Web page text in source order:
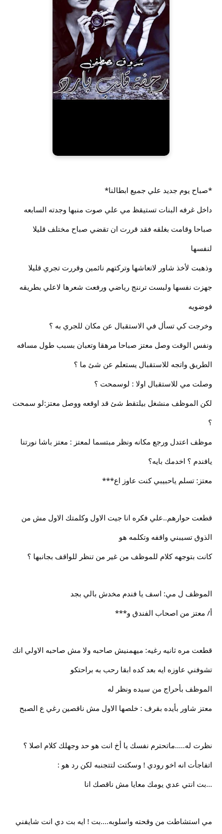
*صباح يوم جديد علي جميع ابطالنا*
داخل غرفه البنات تستيقظ مي علي صوت منبها وجدته السابعه
صباحا وقامت بغلقه فقد قررت ان تقضي صباح مختلف قليلا
لنفسها
وذهبت لأخذ شاور لانعاشها وتركتهم نائمين وقررت تجري قليلا
جهزت نفسها ولبست ترننج رياضي ورفعت شعرها لاعلي بطريقه
فوضويه
وخرجت كي تسأل في الاستقبال عن مكان للجري به ؟
ونفس الوقت وصل معتز صباحا مرهقا وتعبان بسبب طول مسافه
الطريق واتجه للاستقبال يستعلم عن شئ ما ؟
وصلت مي للاستقبال اولا : لوسمحت ؟
لكن الموظف منشغل بيلتقط شئ قد اوقعه ووصل معتز:لو سمحت
؟
موظف اعتدل ورجع مكانه ونظر مبتسما لمعتز : معتز باشا نورتنا
يافندم ؟ اخدمك بايه؟
معتز: تسلم ياحبيبي كنت عاوز اع***
قطعت حوارهم..علي فكره انا جيت الاول وكلمتك الاول مش من
الذوق تسيبني واقفه وتكلمه هو
كانت بتوجهه كلام للموظف من غير من تنظر للواقف بجانبها ؟
الموظف ل مي: اسف يا فندم مخدش بالي بجد
أ/ معتز من اصحاب الفندق و***
قطعت مره ثانيه رغيه: ميهمنيش صاحبه ولا مش صاحبه الاولي انك
تشوفني عاوزه ايه بعد كده ابقا رحب به براحتكو
الموظف بأحراج من سيده ونظر له
معتز شاور بأيده بقرف : خلصها الاول مش ناقصين رغي ع الصبح
نظرت له.....ماتحترم نفسك يا أخ انت هو حد وجهلك كلام اصلا ؟
اتفاجأت انه اخو رودي ! وسكتت لتتجنبه لكن رد هو :
...بت انتي عدي يومك معايا مش ناقصك انا
مي استشاطت من وقحته واسلوبه....بت ! ايه بت دي انت شايفني